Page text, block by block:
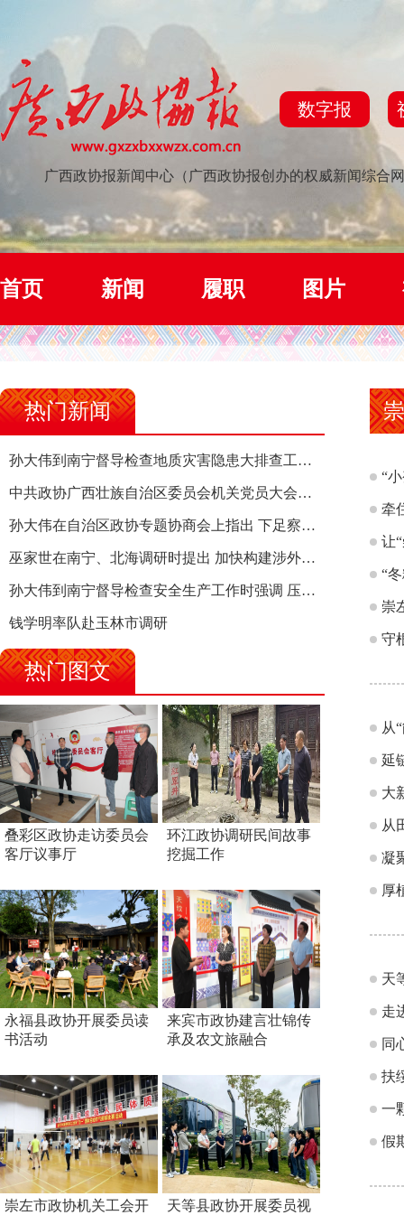
数字报
广西政协报新闻中心（广西政协报创办的权威新闻综合
首页 新闻 履职 图片
热门新闻
孙大伟到南宁督导检查地质灾害隐患大排查工作时强调 筑牢地质灾害安全防线 全力保障人民群众生命财产安全
中共政协广西壮族自治区委员会机关党员大会召开 选举产生新一届机关党委、机关纪委
孙大伟在自治区政协专题协商会上指出 下足察识谋督之功 恪尽服务大局之责 助推有色金属、关键金属产业高质量发展
巫家世在南宁、北海调研时提出 加快构建涉外法律供给集群 护航向海经济高质量发展
孙大伟到南宁督导检查安全生产工作时强调 压紧压实责任 狠抓隐患整治 坚决筑牢安全生产防线
钱学明率队赴玉林市调研
热门图文
叠彩区政协走访委员会
客厅议事厅
环江政协调研民间故事
挖掘工作
永福县政协开展委员读
书活动
来宾市政协建言壮锦传
承及农文旅融合
崇左市政协机关工会开
天等县政协开展委员视
“
牵
让
“
崇
守
从
延
大
从
凝
厚
天
走
同
扶
一
假